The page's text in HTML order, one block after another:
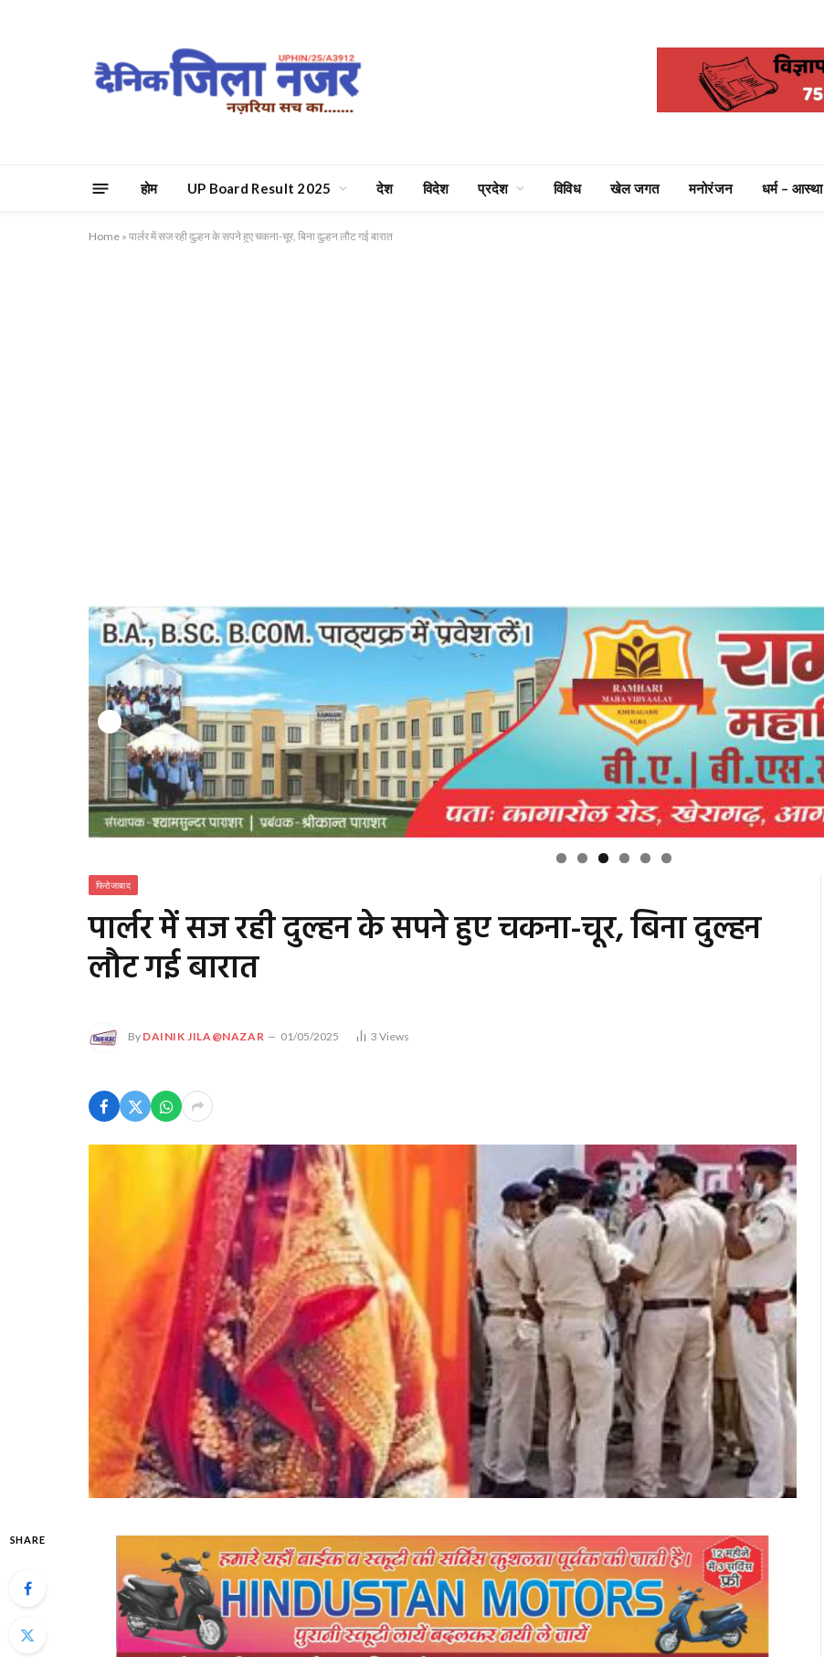
होम UP Board Result 2025 देश विदेश प्रदेश विविध खेल जगत मनोरंजन धर्म – आस्था
Home » पार्लर में सज रही दुल्हन के सपने हुए चकना-चूर, बिना दुल्हन लौट गई बारात
फिरोजाबाद
पार्लर में सज रही दुल्हन के सपने हुए चकना-चूर, बिना दुल्हन
लौट गई बारात
By DAINIK JILA@NAZAR 01/05/2025 3Views
SHARE